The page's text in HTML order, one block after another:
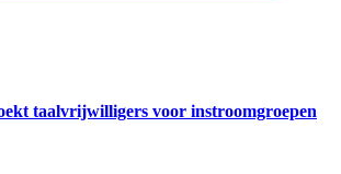
taalvrijwilligers voor instroomgroepen